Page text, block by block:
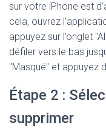
sur votre iPhone est
cela, ouvrez
appuyez sur l’onglet
défiler vers le bas
"Masqué" et appuyez
Étape 2 :
supprimer